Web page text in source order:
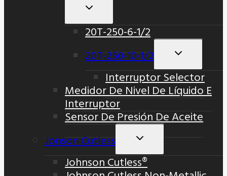
Alternar
Hijo
20T-250-6-1/2
20T-250-10-1/2
Alternar
Hijo
Interruptor Selector
Medidor De Nivel De Líquido E
Interruptor
Sensor De Presión De Aceite
Jonson Cutless
Alternar
Hijo
Johnson Cutless®